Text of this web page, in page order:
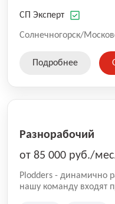
зданий из гибридных
гибридно-модульного
СП Эксперт
Солнечногорск/
Подробнее
Разнорабочий
от 85 000 руб./
Plodders - динамично
нашу команду входят